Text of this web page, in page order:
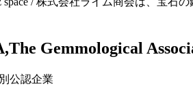
Gemmological